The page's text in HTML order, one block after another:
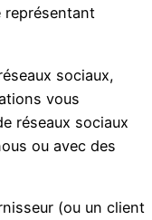
représentant
sociaux,
vous
réseaux sociaux
ou avec des
(ou un client